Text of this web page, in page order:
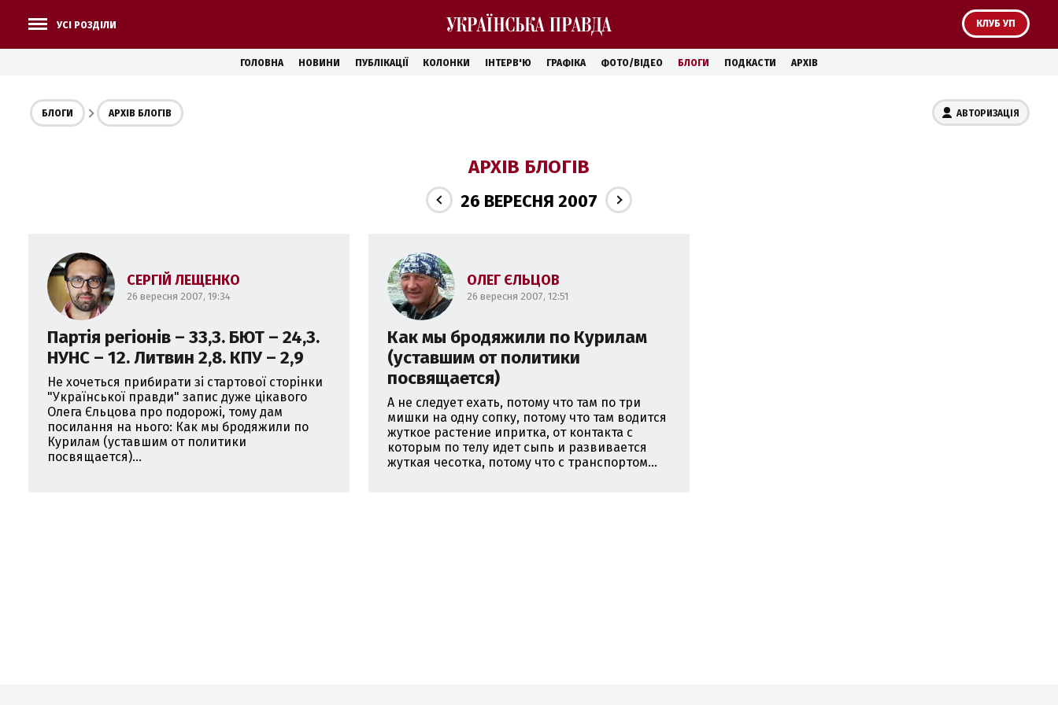
УСІ РОЗДІЛИ КЛУБ УП
ГОЛОВНА НОВИНИ ПУБЛІКАЦІЇ КОЛОНКИ ІНТЕРВ'Ю ГРАФІКА ФОТО/ВІДЕО БЛОГИ ПОДКАСТИ АРХІВ
АВТОРИЗАЦІЯ
БЛОГИ АРХІВ БЛОГІВ
АРХІВ БЛОГІВ
26 ВЕРЕСНЯ 2007
СЕРГІЙ ЛЕЩЕНКО
26 вересня 2007, 19:34
Партія регіонів – 33,3. БЮТ – 24,3.
НУНС – 12. Литвин 2,8. КПУ – 2,9
Не хочеться прибирати зі стартової сторінки
"Української правди" запис дуже цікавого
Олега Єльцова про подорожі, тому дам
посилання на нього: Как мы бродяжили по
Курилам (уставшим от политики
посвящается)...
ОЛЕГ ЄЛЬЦОВ
26 вересня 2007, 12:51
Как мы бродяжили по Курилам
(уставшим от политики
посвящается)
А не следует ехать, потому что там по три
мишки на одну сопку, потому что там водится
жуткое растение ипритка, от контакта с
которым по телу идет сыпь и развивается
жуткая чесотка, потому что с транспортом...